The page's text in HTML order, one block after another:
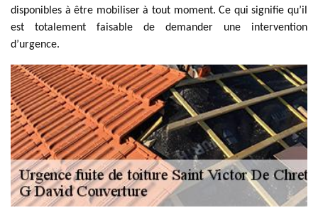
disponibles à être mobiliser à tout moment. Ce qui signifie qu’il
est totalement faisable de demander une intervention
d’urgence.